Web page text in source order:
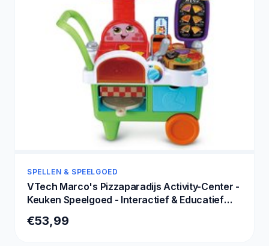
SPELLEN & SPEELGOED
VTech Marco's Pizzaparadijs Activity-Center -
Keuken Speelgoed - Interactief & Educatief
€53,99